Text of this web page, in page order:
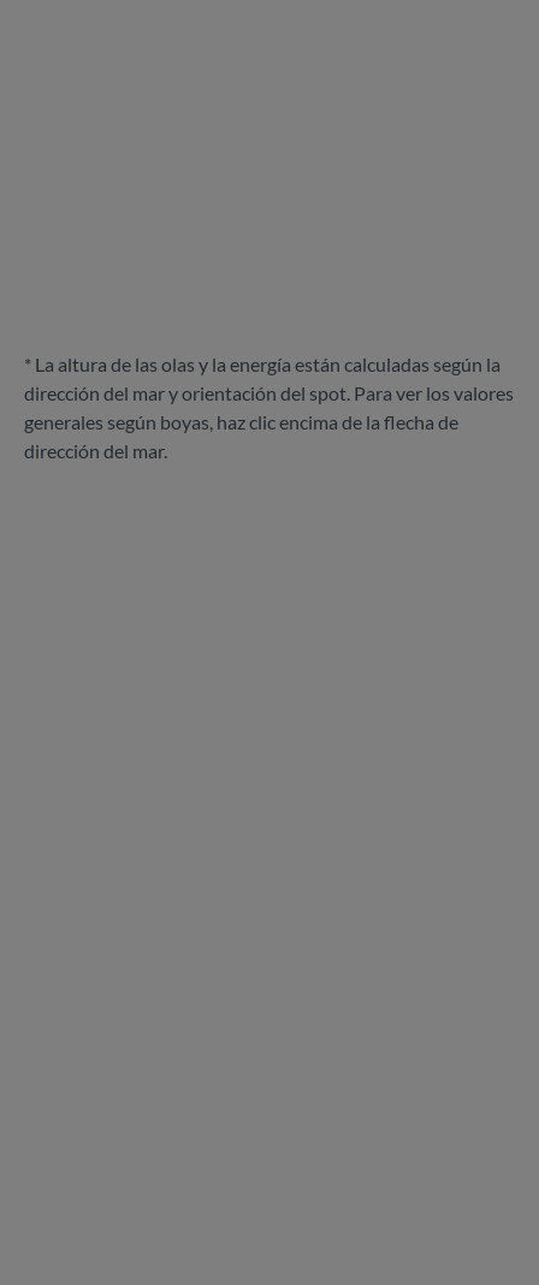
* La altura de las olas y la energía están calculadas según la
dirección del mar y orientación del spot. Para ver los valores
generales según boyas, haz clic encima de la flecha de
dirección del mar.